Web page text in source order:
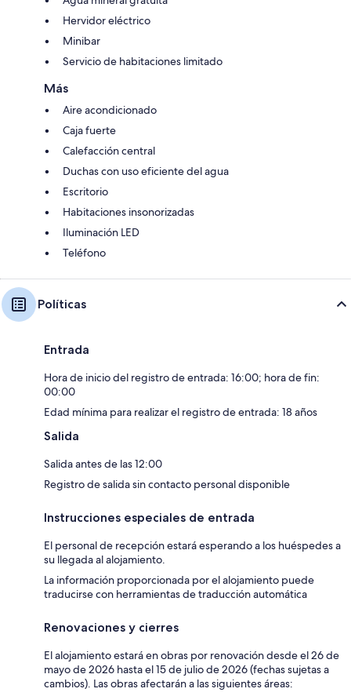
Hervidor eléctrico
Minibar
Servicio de habitaciones limitado
Más
Aire acondicionado
Caja fuerte
Calefacción central
Duchas con uso eficiente del agua
Escritorio
Habitaciones insonorizadas
Iluminación LED
Teléfono
Políticas
Entrada
Hora de inicio del registro de entrada: 16:00; hora de fin:
00:00
Edad mínima para realizar el registro de entrada: 18 años
Salida
Salida antes de las 12:00
Registro de salida sin contacto personal disponible
Instrucciones especiales de entrada
El personal de recepción estará esperando a los huéspedes a
su llegada al alojamiento.
La información proporcionada por el alojamiento puede
traducirse con herramientas de traducción automática
Renovaciones y cierres
El alojamiento estará en obras por renovación desde el 26 de
mayo de 2026 hasta el 15 de julio de 2026 (fechas sujetas a
cambios). Las obras afectarán a las siguientes áreas: